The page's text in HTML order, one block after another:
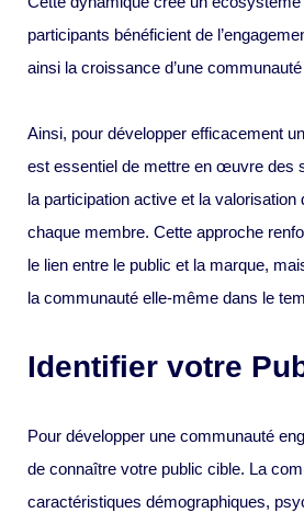
participants bénéficient de
ainsi la croissance d’une
Ainsi, pour développer efficacement
est essentiel de mettre en œuvre des
la participation active et la valorisation
chaque membre. Cette approche
le lien entre le public et la marque,
la communauté elle-même dans le
Identifier votre
Pour développer une communauté
de connaître votre public cible. La
caractéristiques démographiques,